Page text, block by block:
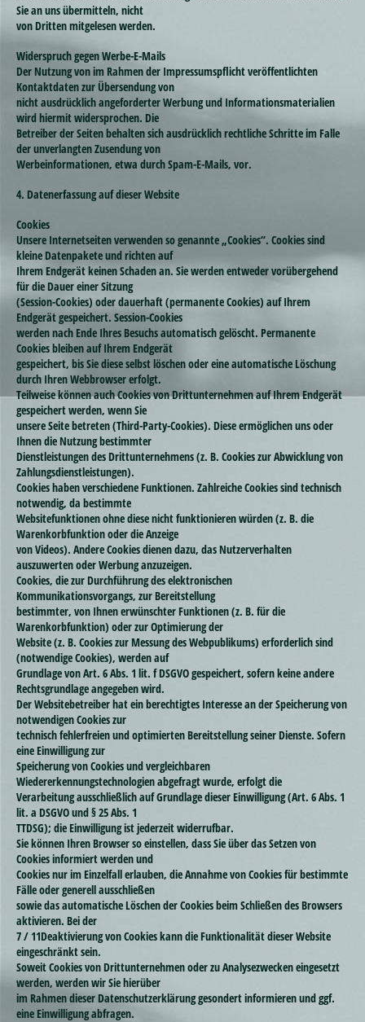
Sie an uns übermitteln, nicht
von Dritten mitgelesen werden.
Widerspruch gegen Werbe-E-Mails
Der Nutzung von im Rahmen der Impressumspflicht veröffentlichten
Kontaktdaten zur Übersendung von
nicht ausdrücklich angeforderter Werbung und Informationsmaterialien
wird hiermit widersprochen. Die
Betreiber der Seiten behalten sich ausdrücklich rechtliche Schritte im Falle
der unverlangten Zusendung von
Werbeinformationen, etwa durch Spam-E-Mails, vor.
4. Datenerfassung auf dieser Website
Cookies
Unsere Internetseiten verwenden so genannte „Cookies“. Cookies sind
kleine Datenpakete und richten auf
Ihrem Endgerät keinen Schaden an. Sie werden entweder vorübergehend
für die Dauer einer Sitzung
(Session-Cookies) oder dauerhaft (permanente Cookies) auf Ihrem
Endgerät gespeichert. Session-Cookies
werden nach Ende Ihres Besuchs automatisch gelöscht. Permanente
Cookies bleiben auf Ihrem Endgerät
gespeichert, bis Sie diese selbst löschen oder eine automatische Löschung
durch Ihren Webbrowser erfolgt.
Teilweise können auch Cookies von Drittunternehmen auf Ihrem Endgerät
gespeichert werden, wenn Sie
unsere Seite betreten (Third-Party-Cookies). Diese ermöglichen uns oder
Ihnen die Nutzung bestimmter
Dienstleistungen des Drittunternehmens (z. B. Cookies zur Abwicklung von
Zahlungsdienstleistungen).
Cookies haben verschiedene Funktionen. Zahlreiche Cookies sind technisch
notwendig, da bestimmte
Websitefunktionen ohne diese nicht funktionieren würden (z. B. die
Warenkorbfunktion oder die Anzeige
von Videos). Andere Cookies dienen dazu, das Nutzerverhalten
auszuwerten oder Werbung anzuzeigen.
Cookies, die zur Durchführung des elektronischen
Kommunikationsvorgangs, zur Bereitstellung
bestimmter, von Ihnen erwünschter Funktionen (z. B. für die
Warenkorbfunktion) oder zur Optimierung der
Website (z. B. Cookies zur Messung des Webpublikums) erforderlich sind
(notwendige Cookies), werden auf
Grundlage von Art. 6 Abs. 1 lit. f DSGVO gespeichert, sofern keine andere
Rechtsgrundlage angegeben wird.
Der Websitebetreiber hat ein berechtigtes Interesse an der Speicherung von
notwendigen Cookies zur
technisch fehlerfreien und optimierten Bereitstellung seiner Dienste. Sofern
eine Einwilligung zur
Speicherung von Cookies und vergleichbaren
Wiedererkennungstechnologien abgefragt wurde, erfolgt die
Verarbeitung ausschließlich auf Grundlage dieser Einwilligung (Art. 6 Abs. 1
lit. a DSGVO und § 25 Abs. 1
TTDSG); die Einwilligung ist jederzeit widerrufbar.
Sie können Ihren Browser so einstellen, dass Sie über das Setzen von
Cookies informiert werden und
Cookies nur im Einzelfall erlauben, die Annahme von Cookies für bestimmte
Fälle oder generell ausschließen
sowie das automatische Löschen der Cookies beim Schließen des Browsers
aktivieren. Bei der
7 / 11Deaktivierung von Cookies kann die Funktionalität dieser Website
eingeschränkt sein.
Soweit Cookies von Drittunternehmen oder zu Analysezwecken eingesetzt
werden, werden wir Sie hierüber
im Rahmen dieser Datenschutzerklärung gesondert informieren und ggf.
eine Einwilligung abfragen.